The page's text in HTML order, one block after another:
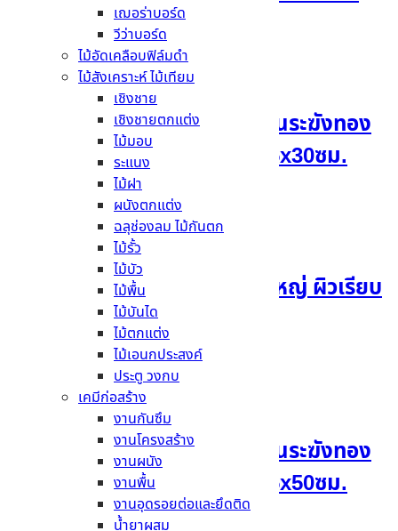
เฌอร่าบอร์ด
วีว่าบอร์ด
ไม้อัดเคลือบฟิล์มดำ
ไม้สังเคราะห์ ไม้เทียม
เชิงชาย
เชิงชายตกแต่ง
ไม้มอบ
ระแนง
ไม้ฝา
ผนังตกแต่ง
ฉลุช่องลม ไม้กันตก
ไม้รั้ว
ไม้บัว
ไม้พื้น
ไม้บันได
ไม้ตกแต่ง
ไม้เอนกประสงค์
ประตู วงกบ
เคมีก่อสร้าง
งานกันซึม
งานโครงสร้าง
งานผนัง
งานพื้น
งานอุดรอยต่อและยึดติด
น้ำยาผสม
ไม้เชิงชายน้ำหยดเฌอร่า รุ่นระฆังทอง
ลายสัก สีธรรมชาติ 0.8x15x30ซม.
ฉลุช่องลมเฌอร่า รุ่นมลุลีใหญ่ ผิวเรียบ
สีธรรมชาติ 1x60x200ซม.
ไม้เชิงชายน้ำหยดเฌอร่า รุ่นระฆังทอง
ลายสัก สีธรรมชาติ 0.8x15x50ซม.